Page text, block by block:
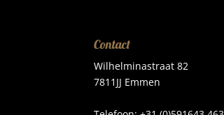
Contact
Wilhelminastraat 82
7811JJ Emmen